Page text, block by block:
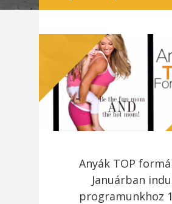
Anyák TOP
Januárban
programunkhoz